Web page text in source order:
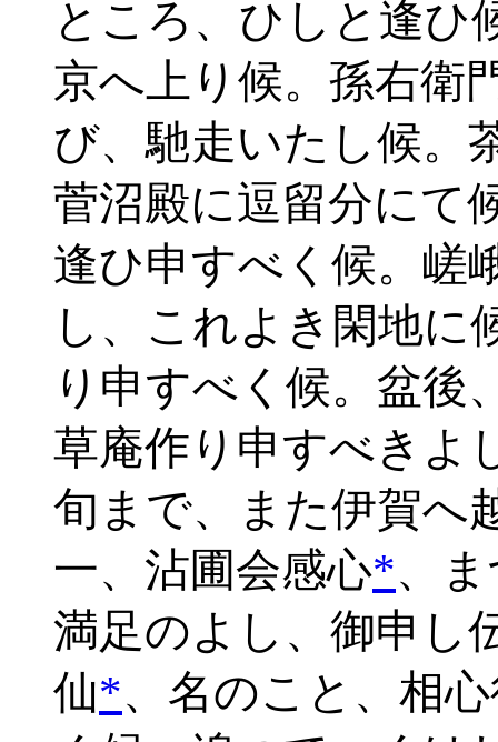
ところ、ひしと逢ひ
京へ上り候。孫右衛
び、馳走いたし候。
菅沼殿に逗留分にて
逢ひ申すべく候。嵯
し、これよき閑地に
り申すべく候。盆後
草庵作り申すべきよ
旬まで、また伊賀へ
一、沾圃会感心*、
満足のよし、御申し
仙*、名のこと、相